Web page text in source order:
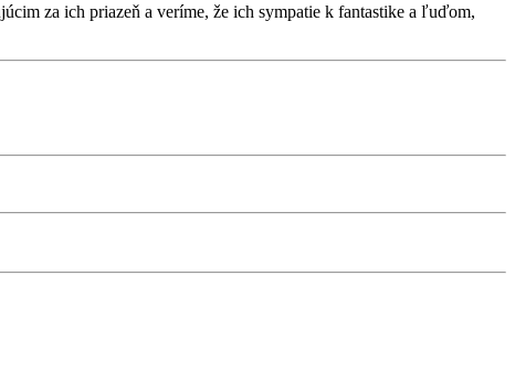
za ich priazeň a veríme, že ich sympatie k fantastike a ľuďom,